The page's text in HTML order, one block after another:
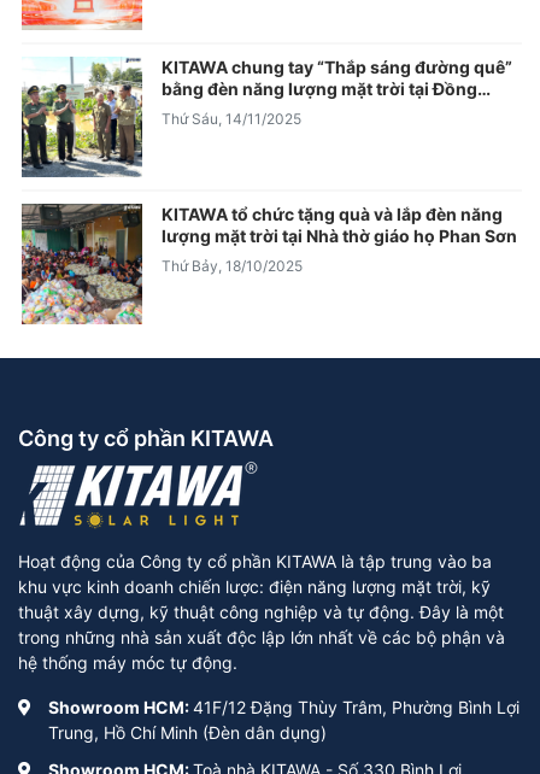
KITAWA chung tay “Thắp sáng đường quê”
bằng đèn năng lượng mặt trời tại Đồng
Tháp
Thứ Sáu, 14/11/2025
KITAWA tổ chức tặng quà và lắp đèn năng
lượng mặt trời tại Nhà thờ giáo họ Phan Sơn
Thứ Bảy, 18/10/2025
Công ty cổ phần KITAWA
Hoạt động của Công ty cổ phần KITAWA là tập trung vào ba
khu vực kinh doanh chiến lược: điện năng lượng mặt trời, kỹ
thuật xây dựng, kỹ thuật công nghiệp và tự động. Đây là một
trong những nhà sản xuất độc lập lớn nhất về các bộ phận và
hệ thống máy móc tự động.
Showroom HCM:41F/12 Đặng Thùy Trâm, Phường Bình Lợi
Trung, Hồ Chí Minh (Đèn dân dụng)
Showroom HCM:Toà nhà KITAWA - Số 330 Bình Lợi,